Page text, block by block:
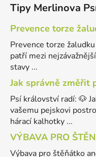
Tipy Merlinova
Prevence torze
Prevence torze
patří mezi
stavy ...
Jak správně změřit
Psí království radí: 🐶
vašemu pejskovi
hárací kalhotky ...
VÝBAVA PRO
Výbava pro štěňátko